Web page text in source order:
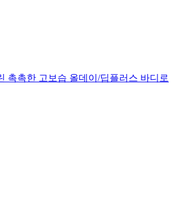
촉촉한 고보습 올데이/딥플러스 바디로